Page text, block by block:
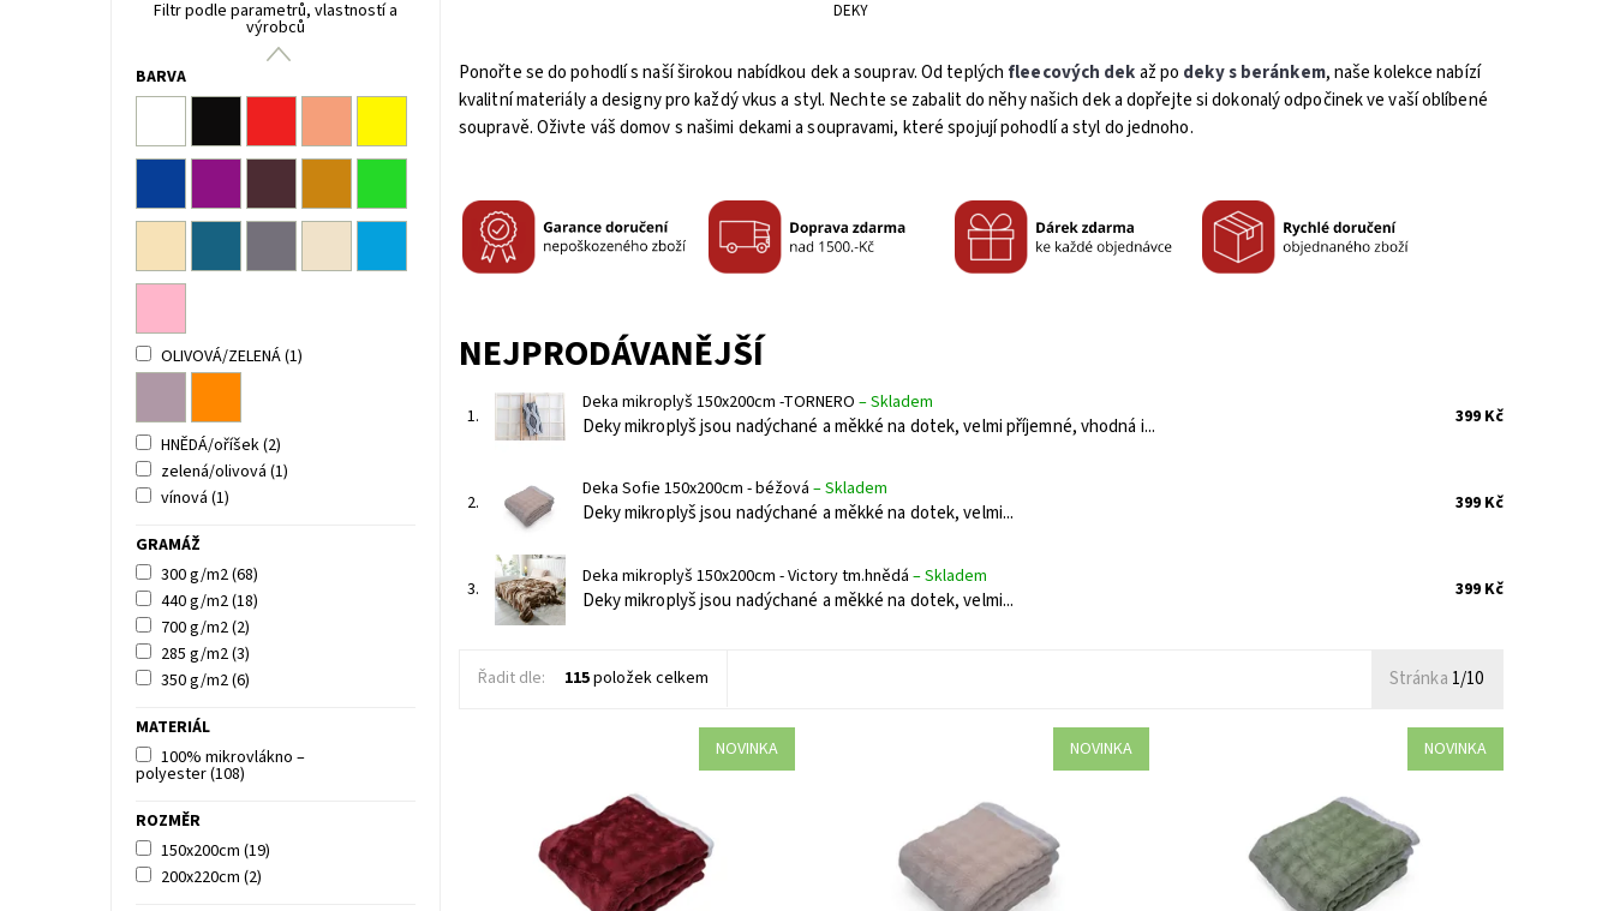
DEKY
Ponořte se do pohodlí s naší širokou nabídkou dek a souprav. Od teplých fleecových dekaž po deky s beránkem, naše kolekce nabízí
kvalitní materiály a designy pro každý vkus a styl. Nechte se zabalit do něhy našich dek a dopřejte si dokonalý odpočinek ve vaší oblíbené
soupravě. Oživte váš domov s našimi dekami a soupravami, které spojují pohodlí a styl do jednoho.
NEJPRODÁVANĚJŠÍ
1.
Deka mikroplyš 150x200cm -TORNERO –Skladem
Deky mikroplyš jsou nadýchané a měkké na dotek, velmi příjemné, vhodná i... 399 Kč
2.
Deka Sofie 150x200cm - béžová –Skladem
Deky mikroplyš jsou nadýchané a měkké na dotek, velmi... 399 Kč
3.
Deka mikroplyš 150x200cm - Victory tm.hnědá –Skladem
Deky mikroplyš jsou nadýchané a měkké na dotek, velmi... 399 Kč
Řadit dle: 115položek celkem Stránka 1/10
NOVINKA
na dotek, velmi příjemné, vhodná i pro
Dostupnost:
Skladem >5 ks
8595248440784
NOVINKA
na dotek, velmi příjemné, vhodná i pro
Dostupnost:
Skladem >5 ks
8595248440760
NOVINKA
na dotek, velmi příjemné, vhodná i pro
Dostupnost:
Skladem >5 ks
8595248440777
Filtr podle parametrů, vlastností a
výrobců
BARVA
OLIVOVÁ/ZELENÁ(1)
HNĚDÁ/oříšek(2)
zelená/olivová (1)
vínová (1)
GRAMÁŽ
300 g/m2(68)
440 g/m2(18)
700 g/m2(2)
285 g/m2(3)
350 g/m2(6)
MATERIÁL
100% mikrovlákno –
polyester(108)
ROZMĚR
150x200cm (19)
200x220cm (2)